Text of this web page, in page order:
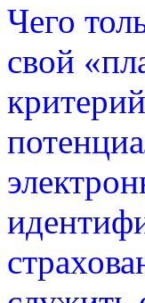
Чего
свой